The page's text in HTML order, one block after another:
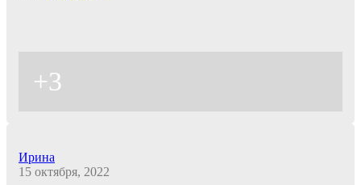
+3
Ирина
15 октября, 2022